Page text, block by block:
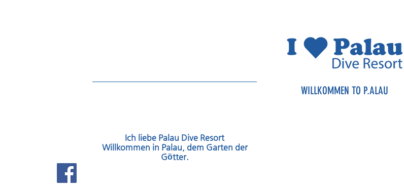
WILLKOMMEN TO P.ALAU
Ich liebe Palau Dive Resort
Willkommen in Palau, dem Garten der
Götter.